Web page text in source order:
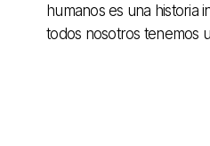
humanos es una historia
todos nosotros tenemos